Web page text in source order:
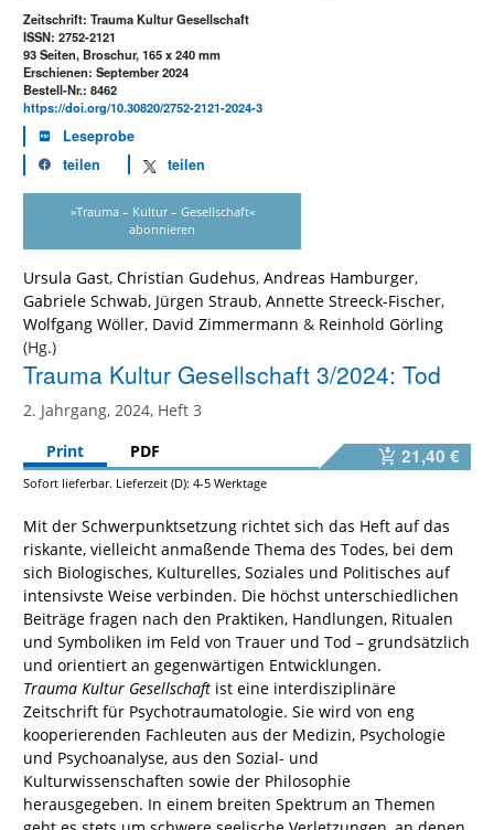
Zeitschrift: Trauma Kultur Gesellschaft
ISSN: 2752-2121
93 Seiten, Broschur, 165 x 240 mm
Erschienen: September 2024
Bestell-Nr.: 8462
https://doi.org/10.30820/2752-2121-2024-3
Leseprobe
teilen
teilen
»Trauma – Kultur – Gesellschaft«
abonnieren
Ursula Gast, Christian Gudehus, Andreas Hamburger,
Gabriele Schwab, Jürgen Straub, Annette Streeck-Fischer,
Wolfgang Wöller, David Zimmermann & Reinhold Görling
Trauma Kultur Gesellschaft 3/2024: Tod
2. Jahrgang, 2024, Heft 3
Print
PDF 21,40 €
Sofort lieferbar. Lieferzeit (D): 4-5 Werktage
Mit der Schwerpunktsetzung richtet sich das Heft auf das
riskante, vielleicht anmaßende Thema des Todes, bei dem
sich Biologisches, Kulturelles, Soziales und Politisches auf
intensivste Weise verbinden. Die höchst unterschiedlichen
Beiträge fragen nach den Praktiken, Handlungen, Ritualen
und Symboliken im Feld von Trauer und Tod – grundsätzlich
und orientiert an gegenwärtigen Entwicklungen.
Trauma Kultur Gesellschaft ist eine interdisziplinäre
Zeitschrift für Psychotraumatologie. Sie wird von eng
kooperierenden Fachleuten aus der Medizin, Psychologie
und Psychoanalyse, aus den Sozial- und
Kulturwissenschaften sowie der Philosophie
herausgegeben. In einem breiten Spektrum an Themen